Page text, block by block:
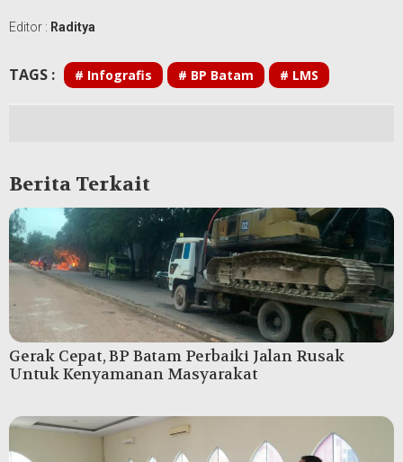
Editor : Raditya
TAGS : # Infografis # BP Batam # LMS
Berita Terkait
Gerak Cepat, BP Batam Perbaiki Jalan Rusak
Untuk Kenyamanan Masyarakat